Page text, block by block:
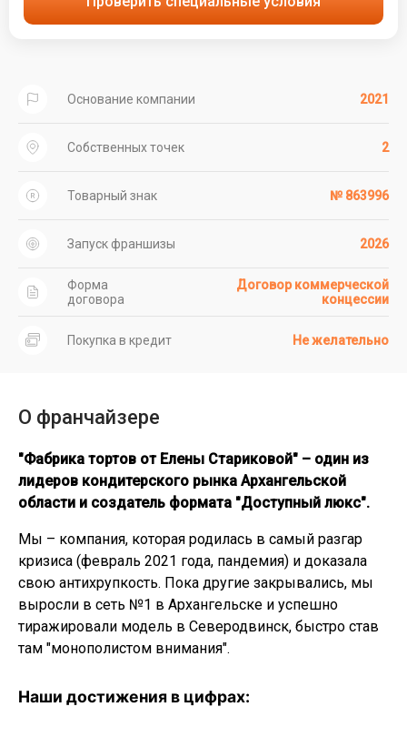
Основание компании 2021
Собственных точек 2
Товарный знак № 863996
Запуск франшизы 2026
Форма
договора
Договор коммерческой
концессии
Покупка в кредит Не желательно
О франчайзере
"Фабрика тортов от Елены Стариковой" – один из
лидеров кондитерского рынка Архангельской
области и создатель формата "Доступный люкс".
Мы – компания, которая родилась в самый разгар
кризиса (февраль 2021 года, пандемия) и доказала
свою антихрупкость. Пока другие закрывались, мы
выросли в сеть №1 в Архангельске и успешно
тиражировали модель в Северодвинск, быстро став
там "монополистом внимания".
Наши достижения в цифрах: